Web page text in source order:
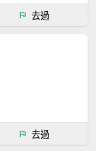
去過
去過